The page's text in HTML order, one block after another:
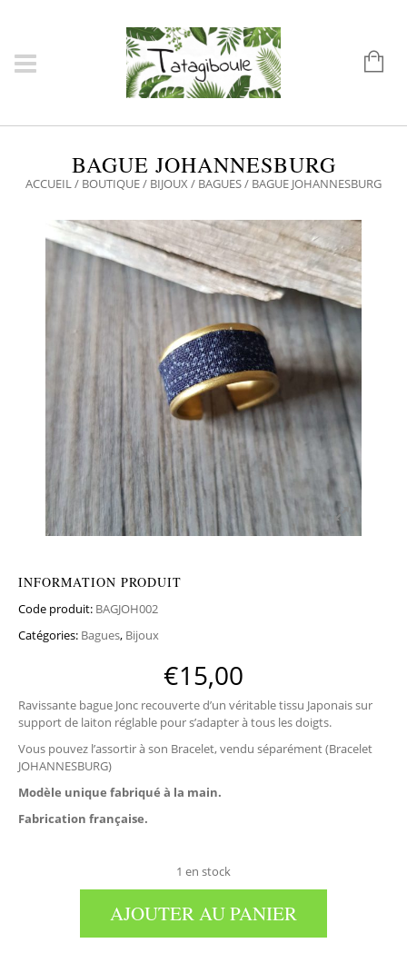
BAGUE JOHANNESBURG
ACCUEIL/ BOUTIQUE/ BIJOUX / BAGUES/ BAGUE JOHANNESBURG
INFORMATION PRODUIT
Code produit: BAGJOH002
Catégories: Bagues, Bijoux
€15,00
Ravissante bague Jonc recouverte d’un véritable tissu Japonais sur
support de laiton réglable pour s’adapter à tous les doigts.
Vous pouvez l’assortir à son Bracelet, vendu séparément (Bracelet
JOHANNESBURG)
Modèle unique fabriqué à la main.
Fabrication française.
1 en stock
AJOUTER AU PANIER